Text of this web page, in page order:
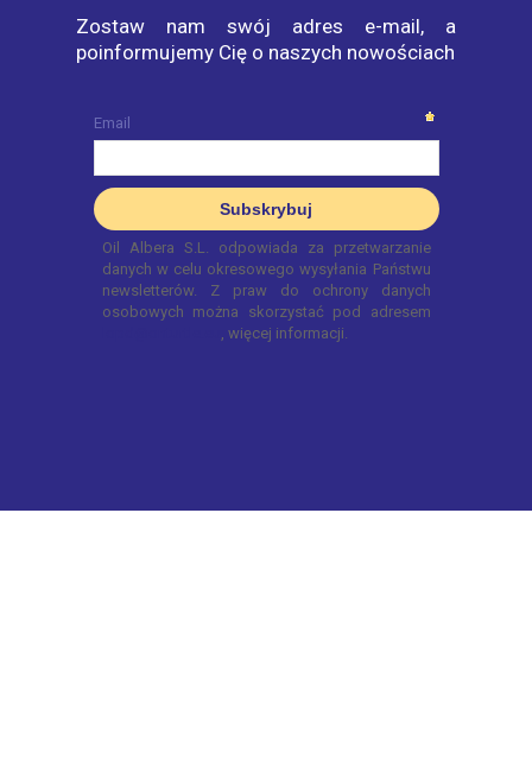
Zostaw nam swój adres e-mail, a
poinformujemy Cię o naszych nowościach